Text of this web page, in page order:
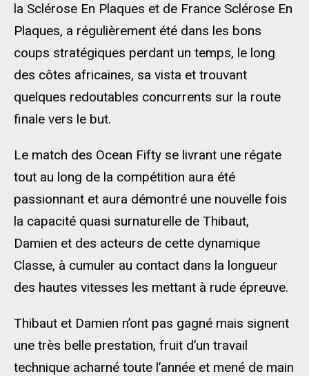
la Sclérose En Plaques et de France Sclérose En
Plaques, a régulièrement été dans les bons
coups stratégiques perdant un temps, le long
des côtes africaines, sa vista et trouvant
quelques redoutables concurrents sur la route
finale vers le but.
Le match des Ocean Fifty se livrant une régate
tout au long de la compétition aura été
passionnant et aura démontré une nouvelle fois
la capacité quasi surnaturelle de Thibaut,
Damien et des acteurs de cette dynamique
Classe, à cumuler au contact dans la longueur
des hautes vitesses les mettant à rude épreuve.
Thibaut et Damien n’ont pas gagné mais signent
une très belle prestation, fruit d’un travail
technique acharné toute l’année et mené de main